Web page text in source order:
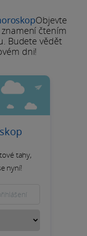
Objevte
čtením
Budete vědět
dni!
tahy,
nyní!